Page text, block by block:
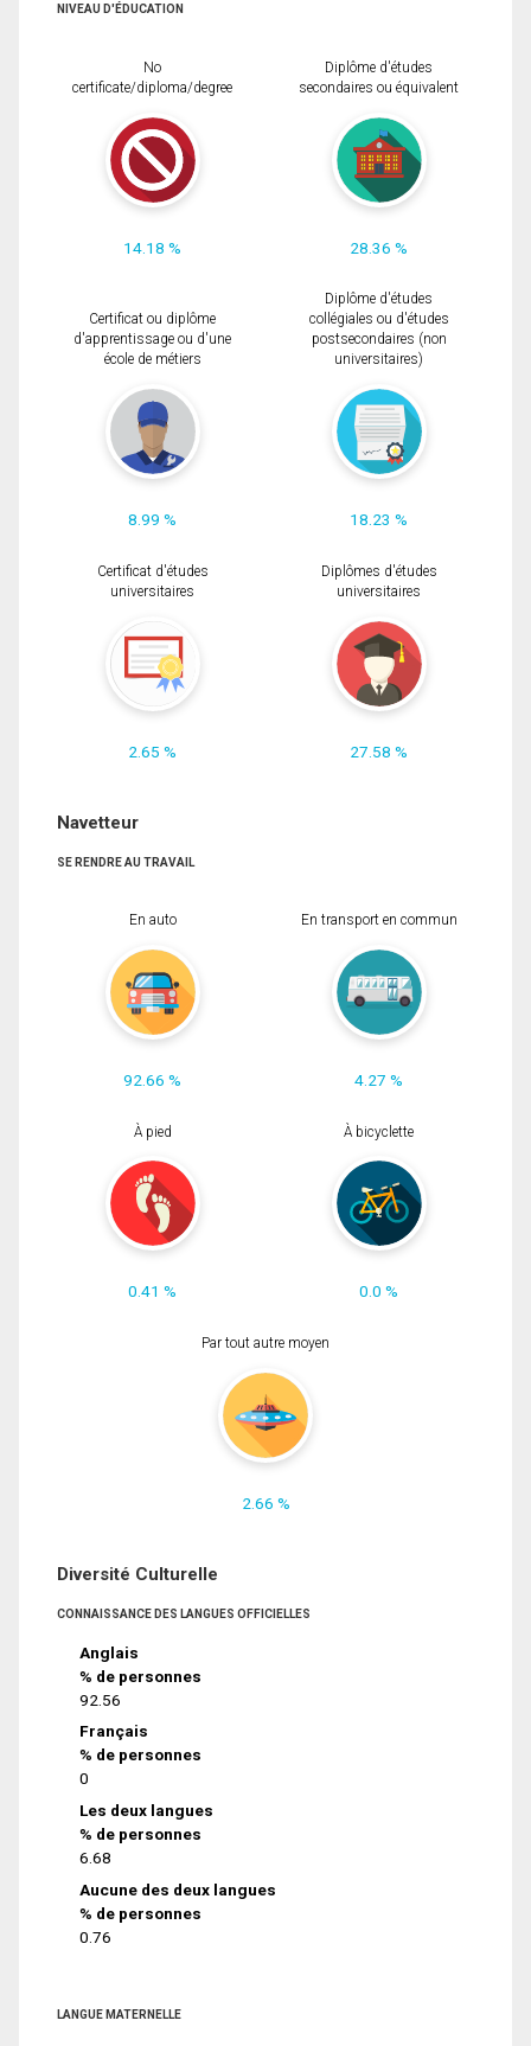
NIVEAU D'ÉDUCATION
No
certificate/diploma/degree
14.18 %
Diplôme d'études
secondaires ou équivalent
28.36 %
Certificat ou diplôme
d'apprentissage ou d'une
école de métiers
8.99 %
Diplôme d'études
collégiales ou d'études
postsecondaires (non
universitaires)
18.23 %
Certificat d'études
universitaires
2.65 %
Diplômes d'études
universitaires
27.58 %
Navetteur
SE RENDRE AU TRAVAIL
En auto
92.66 %
En transport en commun
4.27 %
À pied
0.41 %
À bicyclette
0.0 %
Par tout autre moyen
2.66 %
Diversité Culturelle
CONNAISSANCE DES LANGUES OFFICIELLES
Anglais
% de personnes
92.56
Français
% de personnes
0
Les deux langues
% de personnes
6.68
Aucune des deux langues
% de personnes
0.76
LANGUE MATERNELLE